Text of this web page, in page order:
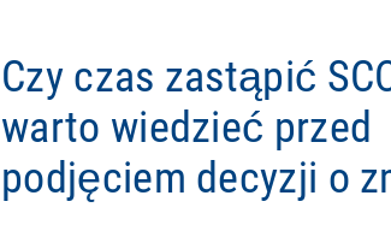
Czy czas zastąpić
warto wiedzieć przed
podjęciem decyzji o